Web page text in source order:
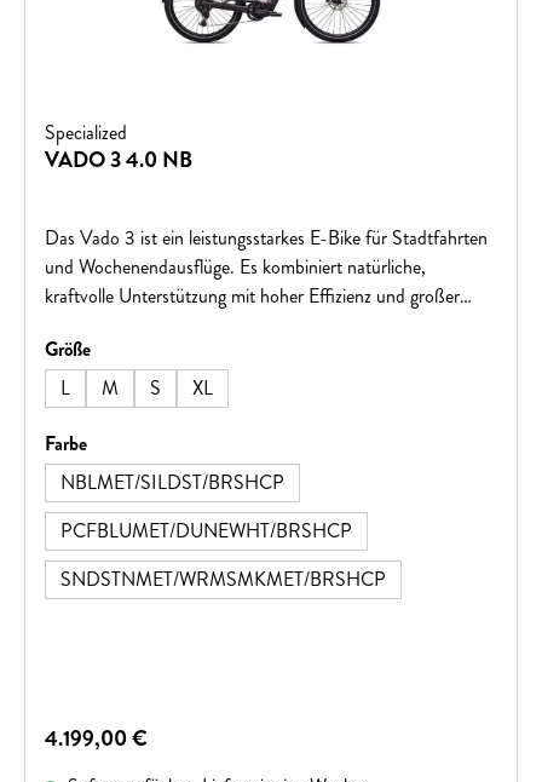
Specialized
VADO 3 4.0 NB
Das Vado 3 ist ein leistungsstarkes E-Bike für Stadtfahrten
und Wochenendausflüge. Es kombiniert natürliche,
kraftvolle Unterstützung mit hoher Effizienz und großer
Schloss und die integrierte „Wo ist?“-Funktion sorgen für
zusätzliche Sicherheit und Komfort – für ein souveränes
Fahrerlebnis in jeder Situation.
Größeauswählen
L
M S
XL
Farbeauswählen
NBLMET/SILDST/BRSHCP
PCFBLUMET/DUNEWHT/BRSHCP
SNDSTNMET/WRMSMKMET/BRSHCP
Regulärer Preis:
4.199,00 €